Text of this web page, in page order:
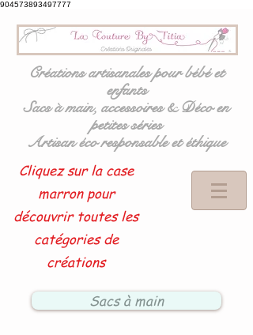
904573893497777
Créations artisanales pour bébé et
enfants
Sacs à main, accessoires & Déco en
petites séries
Artisan éco responsable et éthique
Cliquez sur la case
marron pour
découvrir toutes les
catégories de
créations
Sacs à main